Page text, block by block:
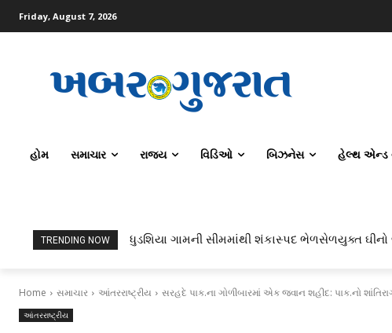
Friday, August 7, 2026
હોમ સમાચાર રાજ્ય વિડિઓ બિઝનેસ હેલ્થ એન્ડ
TRENDING NOW ધુડશિયા ગામની સીમમાંથી શંકાસ્પદ ભેળસેળયુક્ત
Home સમાચાર આંતરરાષ્ટ્રીય સરહદે પાક.ના ગોળીબારમાં એક જવાન શહીદ: પાક.નો
આંતરરાષ્ટ્રીય